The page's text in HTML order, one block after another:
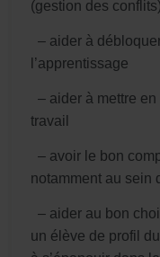
(gestion des
– aider à
l’apprentissage
– aider à mettre
travail
– avoir le bon
notamment au sein
– aider au bon
un élève de profil